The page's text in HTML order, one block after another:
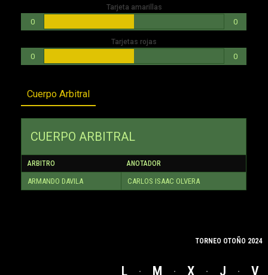
Tarjeta amarillas
0 0
Tarjetas rojas
0 0
Cuerpo Arbitral
CUERPO ARBITRAL
ARBITRO ANOTADOR
ARMANDO DAVILA CARLOS ISAAC OLVERA
TORNEO OTOÑO 2024
L M X J V